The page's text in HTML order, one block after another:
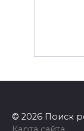
© 2026 Поиск